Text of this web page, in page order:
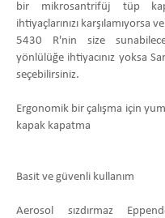
bir mikrosantrifüj tüp
ihtiyaçlarınızı karşılamıyorsa
5430 R'nin size
yönlülüğe ihtiyacınız yoksa
seçebilirsiniz.
Ergonomik bir çalışma için
kapak kapatma
Basit ve güvenli kullanım
Aerosol sızdırmaz